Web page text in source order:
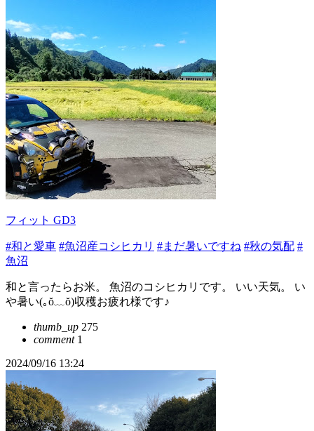
フィット GD3
#和と愛車 #魚沼産コシヒカリ #まだ暑いですね #秋の気配 #
魚沼
和と言ったらお米。 魚沼のコシヒカリです。 いい天気。 い
や暑い(⁠｡⁠ŏ⁠﹏⁠ŏ⁠)収穫お疲れ様です♪
thumb_up 275
comment1
2024/09/16 13:24